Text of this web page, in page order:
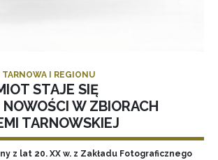
I REGIONU
STAJE SIĘ
W ZBIORACH
TARNOWSKIEJ
z lat 20. XX w. z Zakładu Fotograficznego